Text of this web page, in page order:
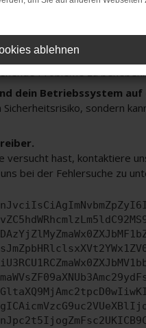
können das Laden
Fenster?
Probleme zu beheben.
dein Betriebssystem
sondern
versucht hast, kontaktiere
bei der Fehlersuche zu
ablehnen